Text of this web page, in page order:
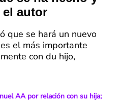
autor
que se hará un nuevo
el más importante
con du hijo,
AA por relación con su hija;